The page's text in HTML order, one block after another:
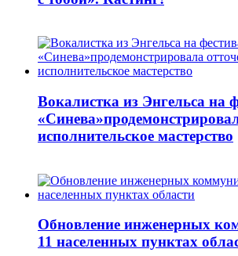
Вокалистка из Энгельса на
исполнительское мастерство
Обновление инженерных
11 населенных пунктах